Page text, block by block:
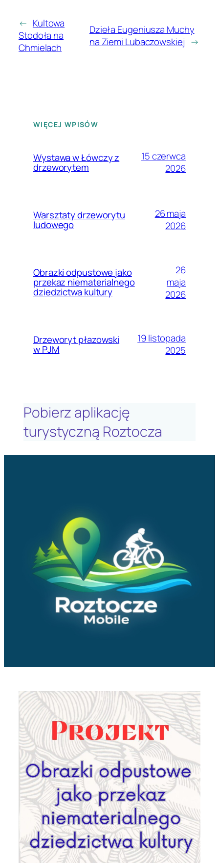
← Kultowa
Stodoła na
Chmielach
Dzieła Eugeniusza Muchy
na Ziemi Lubaczowskiej →
WIĘCEJ WPISÓW
Wystawa w Łówczy z
drzeworytem
15 czerwca
2026
Warsztaty drzeworytu
ludowego
26 maja
2026
Obrazki odpustowe jako
przekaz niematerialnego
dziedzictwa kultury
26
maja
2026
Drzeworyt płazowski
w PJM
19 listopada
2025
Pobierz aplikację
turystyczną Roztocza